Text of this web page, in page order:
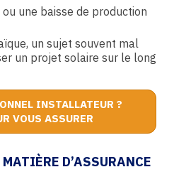
une baisse de production
un sujet souvent mal
un projet solaire sur le long
INSTALLATEUR ?
VOUS ASSURER
D’ASSURANCE